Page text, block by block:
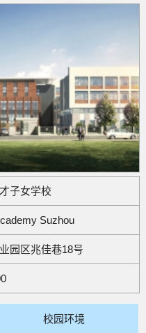
子女学校
Suzhou
园区兆佳巷18号
校园环境